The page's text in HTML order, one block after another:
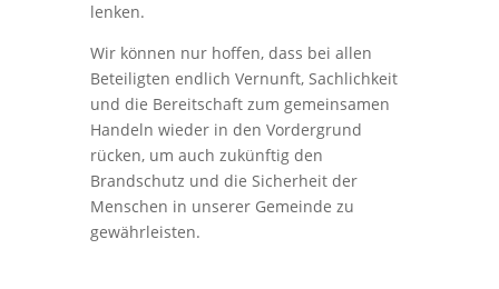
lenken.
Wir können nur hoffen, dass bei allen
Beteiligten endlich Vernunft, Sachlichkeit
und die Bereitschaft zum gemeinsamen
Handeln wieder in den Vordergrund
rücken, um auch zukünftig den
Brandschutz und die Sicherheit der
Menschen in unserer Gemeinde zu
gewährleisten.